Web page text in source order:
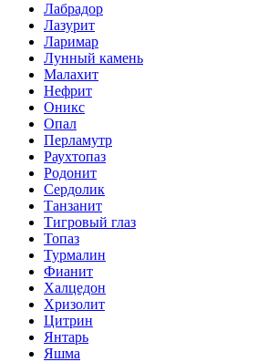
Лабрадор
Лазурит
Ларимар
Лунный камень
Малахит
Нефрит
Оникс
Опал
Перламутр
Раухтопаз
Родонит
Сердолик
Танзанит
Тигровый глаз
Топаз
Турмалин
Фианит
Халцедон
Хризолит
Цитрин
Янтарь
Яшма